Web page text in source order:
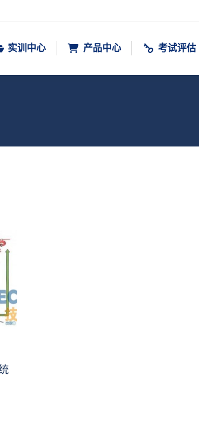
实训中心 产品中心 考试评估